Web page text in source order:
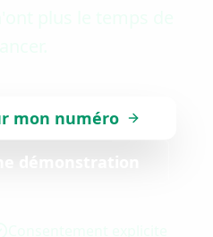
mon numéro